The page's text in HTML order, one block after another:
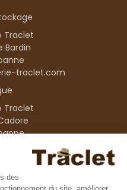
Traclet
Bardin
traclet.com
Traclet